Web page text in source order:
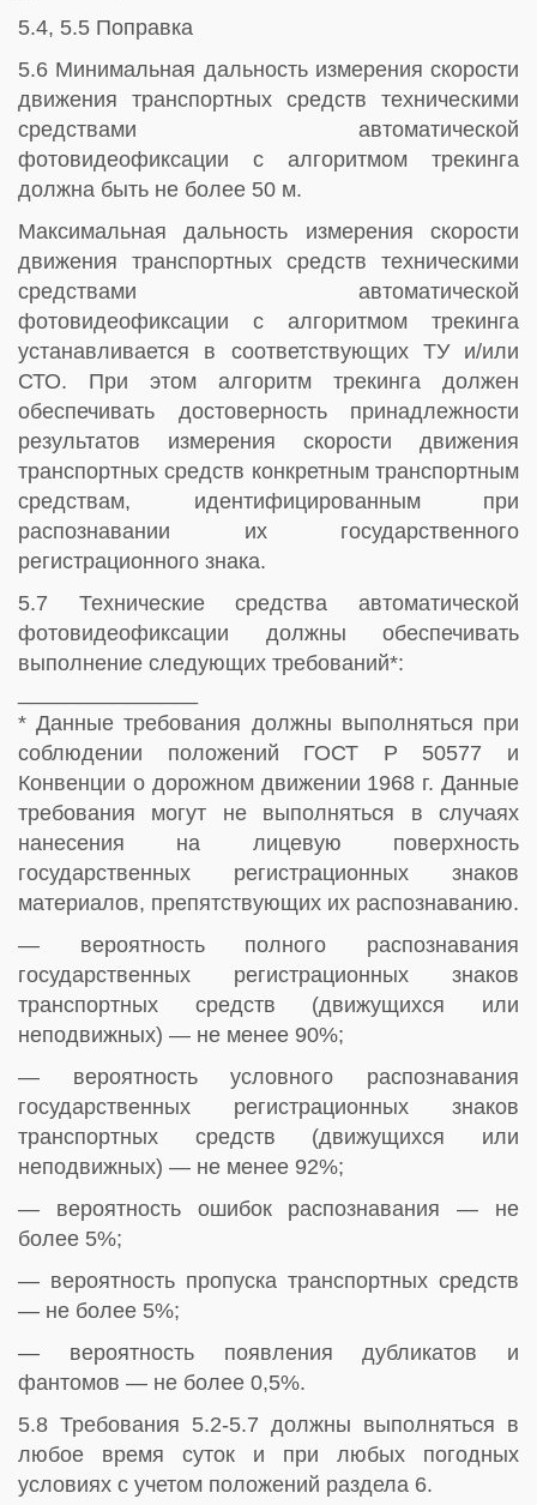
5.4, 5.5 Поправка
5.6 Минимальная дальность измерения скорости
движения транспортных средств техническими
средствами автоматической
фотовидеофиксации с алгоритмом трекинга
должна быть не более 50 м.
Максимальная дальность измерения скорости
движения транспортных средств техническими
средствами автоматической
фотовидеофиксации с алгоритмом трекинга
устанавливается в соответствующих ТУ и/или
СТО. При этом алгоритм трекинга должен
обеспечивать достоверность принадлежности
результатов измерения скорости движения
транспортных средств конкретным транспортным
средствам, идентифицированным при
распознавании их государственного
регистрационного знака.
5.7 Технические средства автоматической
фотовидеофиксации должны обеспечивать
выполнение следующих требований*:
* Данные требования должны выполняться при
соблюдении положений ГОСТ Р 50577 и
Конвенции о дорожном движении 1968 г. Данные
требования могут не выполняться в случаях
нанесения на лицевую поверхность
государственных регистрационных знаков
материалов, препятствующих их распознаванию.
— вероятность полного распознавания
государственных регистрационных знаков
транспортных средств (движущихся или
неподвижных) — не менее 90%;
— вероятность условного распознавания
государственных регистрационных знаков
транспортных средств (движущихся или
неподвижных) — не менее 92%;
— вероятность ошибок распознавания — не
более 5%;
— вероятность пропуска транспортных средств
— не более 5%;
— вероятность появления дубликатов и
фантомов — не более 0,5%.
5.8 Требования 5.2-5.7 должны выполняться в
любое время суток и при любых погодных
условиях с учетом положений раздела 6.